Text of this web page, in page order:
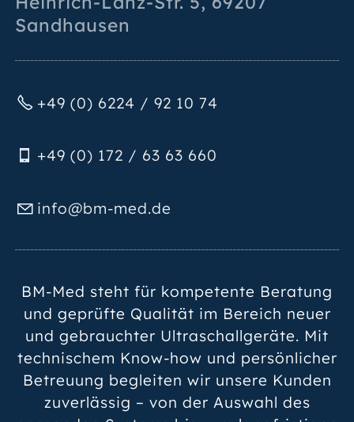
Sandhausen
+49 (0) 6224 / 92 10 74
+49 (0) 172 / 63 63 660
nf bm-m d d
BM-Med steht für kompetente Beratung
und geprüfte Qualität im Bereich neuer
und gebrauchter Ultraschallgeräte. Mit
technischem Know-how und persönlicher
Betreuung begleiten wir unsere Kunden
zuverlässig – von der Auswahl des